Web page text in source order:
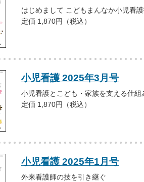
はじめまして こどもまんなか小児看
定価 1,870円（税込）
小児看護 2025年3月号
小児看護とこども・家族を支える仕組
定価 1,870円（税込）
小児看護 2025年1月号
外来看護師の技を引き継ぐ